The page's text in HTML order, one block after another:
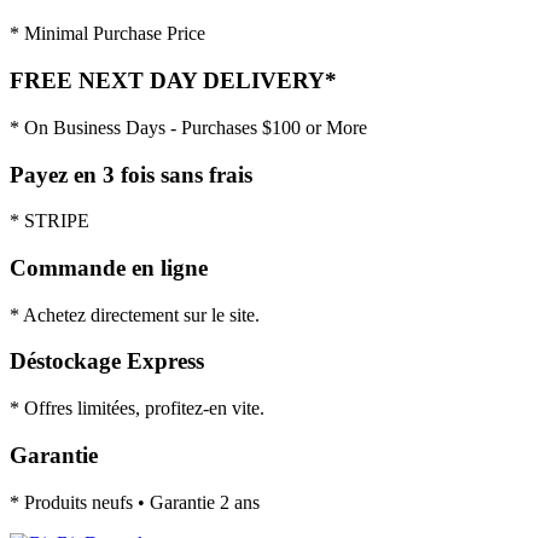
* Minimal Purchase Price
FREE NEXT DAY DELIVERY*
* On Business Days - Purchases $100 or More
Payez en 3 fois sans frais
* STRIPE
Commande en ligne
* Achetez directement sur le site.
Déstockage Express
* Offres limitées, profitez-en vite.
Garantie
* Produits neufs • Garantie 2 ans